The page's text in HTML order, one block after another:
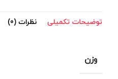
توضیحات تکمیلی نظرات (0)
وزن